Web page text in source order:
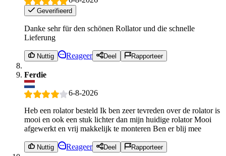
Geverifieerd
Danke sehr für den schönen Rollator und die schnelle
Lieferung
Nuttig Reageer Deel Rapporteer
Ferdie
6-8-2026
Heb een rolator besteld Ik ben zeer tevreden over de rolator is
mooi en ook een stuk lichter dan mijn huidige rolator Mooi
afgewerkt en vrij makkelijk te monteren Ben er blij mee
Nuttig Reageer Deel Rapporteer